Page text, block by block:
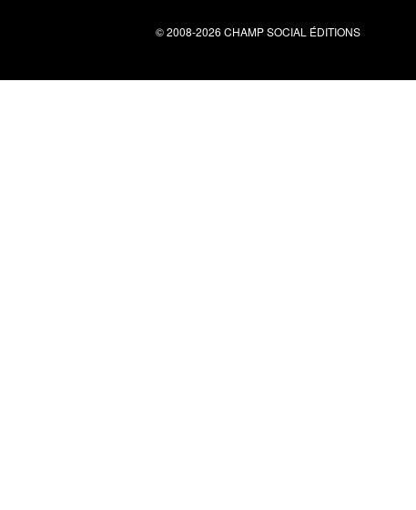
© 2008-2026 CHAMP SOCIAL ÉDITIONS